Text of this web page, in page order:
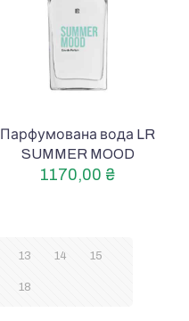
Парфумована вода LR
SUMMER MOOD
1170,00 ₴
13 14 15
18